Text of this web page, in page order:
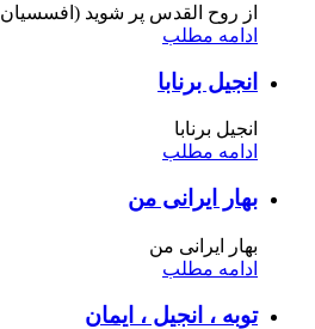
از روح القدس پر شوید (افسسیان 5:1)
ادامه مطلب
انجیل برنابا
انجیل برنابا
ادامه مطلب
بهار ایرانی من
بهار ایرانی من
ادامه مطلب
توبه ، انجیل ، ایمان